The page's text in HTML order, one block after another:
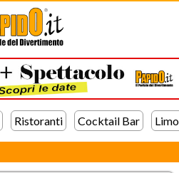
Ristoranti Cocktail Bar